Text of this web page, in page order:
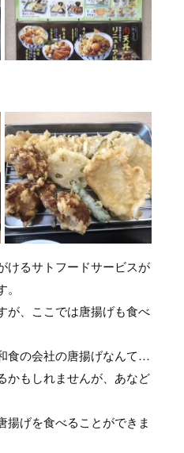
けるサトフードサービスが
が、ここでは唐揚げも食べ
食の会社の唐揚げなんて…
かもしれませんが、あなど
揚げを食べることができま